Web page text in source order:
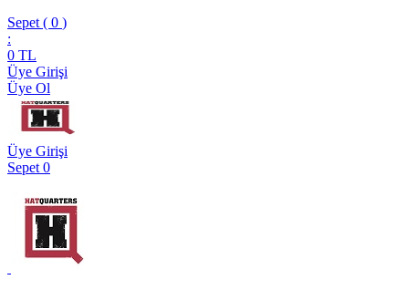
Sepet ( 0 )
:
0 TL
Üye Girişi
Üye Ol
Üye Girişi
Sepet 0